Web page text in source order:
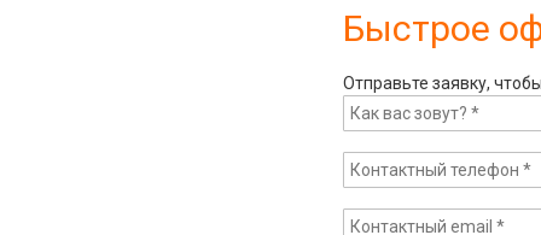
Быстрое
Отправьте заявку,